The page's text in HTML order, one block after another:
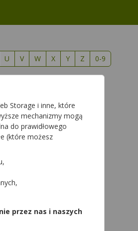
U V W X Y Z 0-9
Storage i inne, które
mechanizmy mogą
do prawidłowego
(które możesz
przez nas i naszych